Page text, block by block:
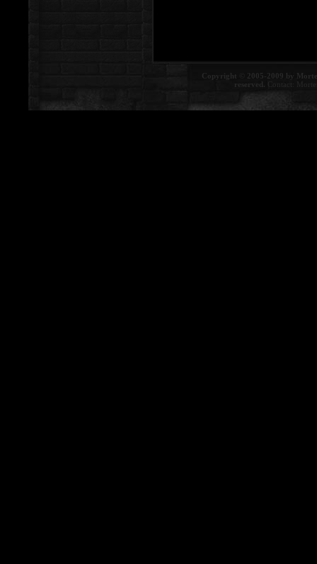
Copyright © 2005-2009 by
reserved. Contact: